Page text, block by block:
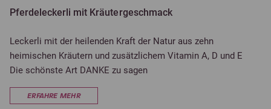
Pferdeleckerli mit Kräutergeschmack
Leckerli mit der heilenden Kraft der Natur aus zehn
heimischen Kräutern und zusätzlichem Vitamin A, D und E
Die schönste Art DANKE zu sagen
ERFAHRE MEHR